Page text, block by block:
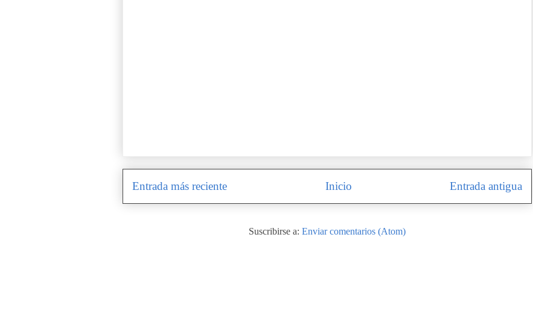
Entrada más reciente Entrada antigua
Inicio
Suscribirse a: Enviar comentarios (Atom)